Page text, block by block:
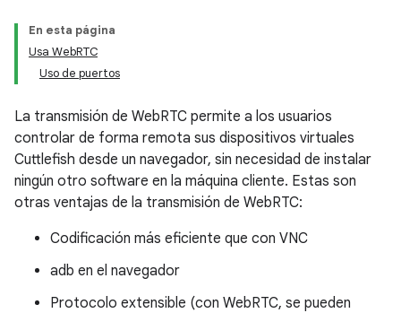
En esta página
Usa WebRTC
Uso de puertos
La transmisión de WebRTC permite a los usuarios
controlar de forma remota sus dispositivos virtuales
Cuttlefish desde un navegador, sin necesidad de instalar
ningún otro software en la máquina cliente. Estas son
otras ventajas de la transmisión de WebRTC:
Codificación más eficiente que con VNC
adb en el navegador
Protocolo extensible (con WebRTC, se pueden